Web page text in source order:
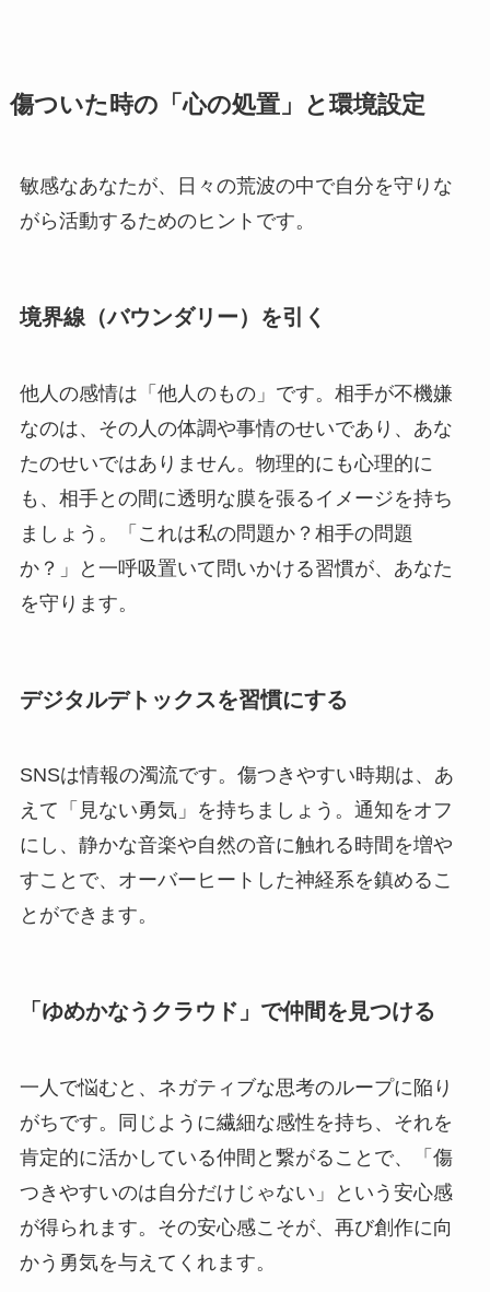
傷ついた時の「心の処置」と環境設定
敏感なあなたが、日々の荒波の中で自分を守りな
がら活動するためのヒントです。
境界線（バウンダリー）を引く
他人の感情は「他人のもの」です。相手が不機嫌
なのは、その人の体調や事情のせいであり、あな
たのせいではありません。物理的にも心理的に
も、相手との間に透明な膜を張るイメージを持ち
ましょう。「これは私の問題か？相手の問題
か？」と一呼吸置いて問いかける習慣が、あなた
を守ります。
デジタルデトックスを習慣にする
SNSは情報の濁流です。傷つきやすい時期は、あ
えて「見ない勇気」を持ちましょう。通知をオフ
にし、静かな音楽や自然の音に触れる時間を増や
すことで、オーバーヒートした神経系を鎮めるこ
とができます。
「ゆめかなうクラウド」で仲間を見つける
一人で悩むと、ネガティブな思考のループに陥り
がちです。同じように繊細な感性を持ち、それを
肯定的に活かしている仲間と繋がることで、「傷
つきやすいのは自分だけじゃない」という安心感
が得られます。その安心感こそが、再び創作に向
かう勇気を与えてくれます。